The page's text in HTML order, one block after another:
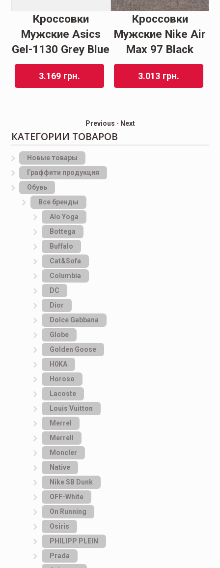
Кроссовки
Мужские Asics
Gel-1130 Grey Blue
3.169 грн.
Кроссовки
Мужские Nike Air
Max 97 Black
3.013 грн.
Previous - Next
КАТЕГОРИИ ТОВАРОВ
Новые товары
Граффити продукция
Обувь
Все бренды
Alo Yoga
Bottеga
Buffalo
Cat&Sofa
Columbia
DC
Dior
Dolce Gabbana
Globe
Golden Goose
H0KA
Horoso
Lacoste
Louis Vuitton
Merrel
Merrell
Moncler
Native
Nike SB Dunk
OFF-White
On Running
Osiris
PHILIPP PLEIN
Prada